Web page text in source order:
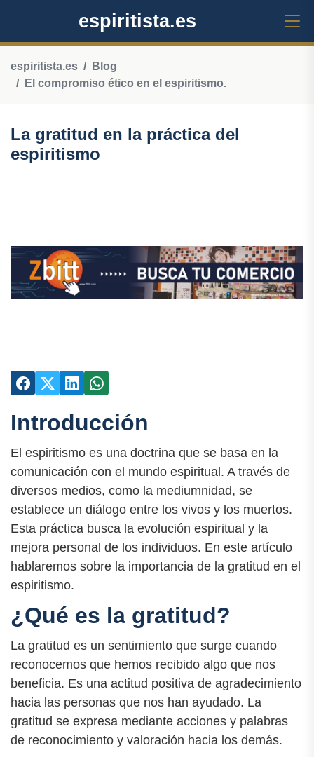
espiritista.es
espiritista.es
Blog
El compromiso ético en el espiritismo.
La gratitud en la práctica del
espiritismo
Introducción
El espiritismo es una doctrina que se basa en la
comunicación con el mundo espiritual. A través de
diversos medios, como la mediumnidad, se
establece un diálogo entre los vivos y los muertos.
Esta práctica busca la evolución espiritual y la
mejora personal de los individuos. En este artículo
hablaremos sobre la importancia de la gratitud en el
espiritismo.
¿Qué es la gratitud?
La gratitud es un sentimiento que surge cuando
reconocemos que hemos recibido algo que nos
beneficia. Es una actitud positiva de agradecimiento
hacia las personas que nos han ayudado. La
gratitud se expresa mediante acciones y palabras
de reconocimiento y valoración hacia los demás.